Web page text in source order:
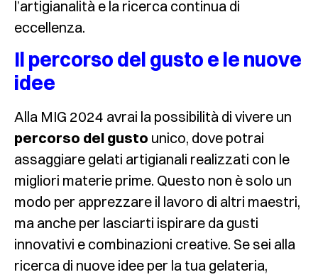
l’artigianalità e la ricerca continua di
eccellenza.
Il percorso del gusto e le nuove
idee
Alla MIG 2024 avrai la possibilità di vivere un
percorso del gusto unico, dove potrai
assaggiare gelati artigianali realizzati con le
migliori materie prime. Questo non è solo un
modo per apprezzare il lavoro di altri maestri,
ma anche per lasciarti ispirare da gusti
innovativi e combinazioni creative. Se sei alla
ricerca di nuove idee per la tua gelateria,